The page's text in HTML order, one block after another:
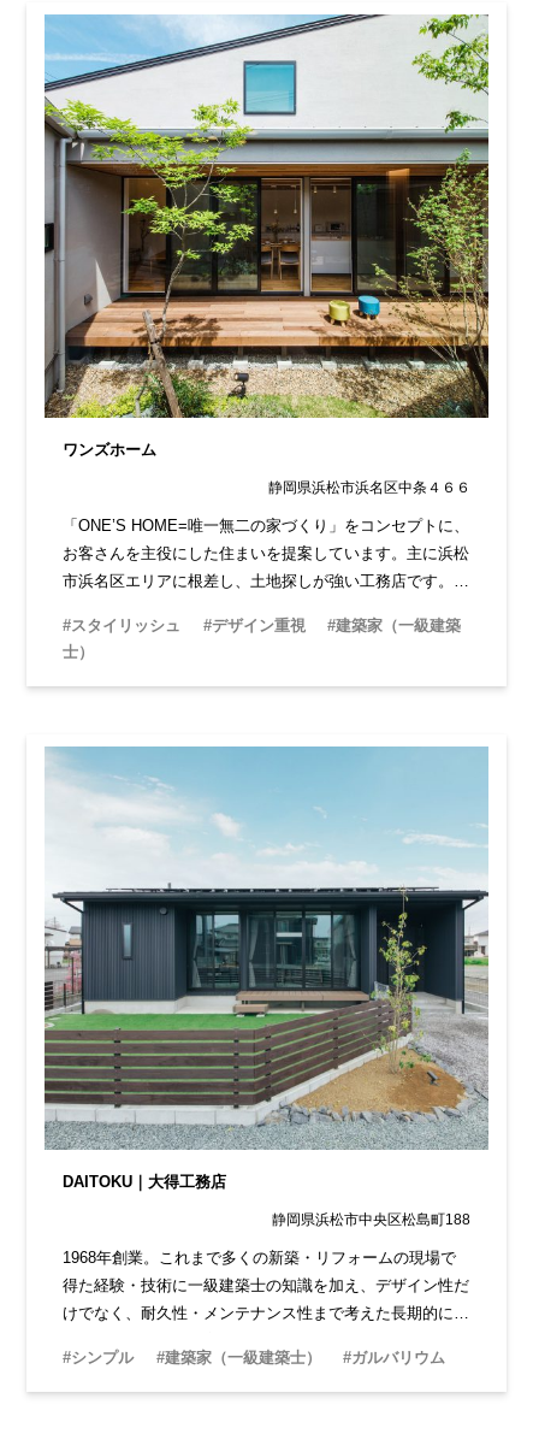
ワンズホーム
静岡県浜松市浜名区中条４６６
「ONE’S HOME=唯一無二の家づくり」をコンセプトに、
お客さんを主役にした住まいを提案しています。主に浜松
市浜名区エリアに根差し、土地探しが強い工務店です。建
るまで伴走してくれる心強さがあります。
#スタイリッシュ #デザイン重視
#建築家（一級建築
士）
DAITOKU｜大得工務店
静岡県浜松市中央区松島町188
1968年創業。これまで多くの新築・リフォームの現場で
得た経験・技術に一級建築士の知識を加え、デザイン性だ
けでなく、耐久性・メンテナンス性まで考えた長期的に安
長期的に住まいの相談ができ安心です。
#シンプル #建築家（一級建築士） #ガルバリウム